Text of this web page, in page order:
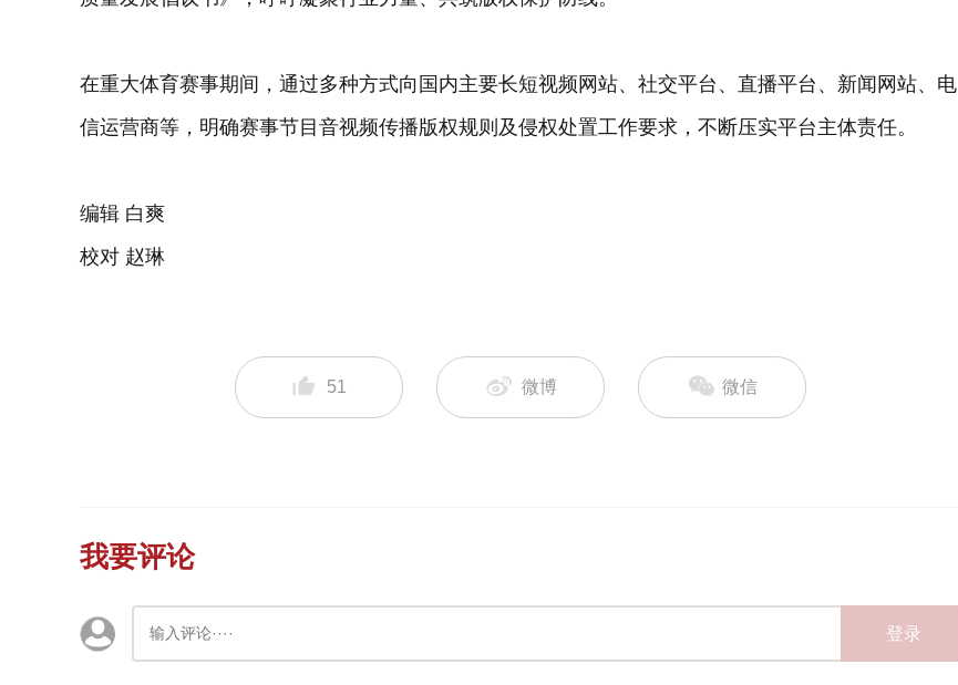
在重大体育赛事期间，通过多种方式向国内主要长短视频网站、社交平台、直播平台、新闻网站、电
信运营商等，明确赛事节目音视频传播版权规则及侵权处置工作要求，不断压实平台主体责任。
编辑 白爽
校对 赵琳
51 微博 微信
我要评论
登录